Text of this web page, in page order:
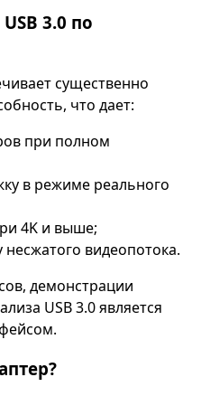
3.0 по
существенно
что дает:
при полном
в режиме реального
4K и выше;
видеопотока.
демонстрации
USB 3.0 является